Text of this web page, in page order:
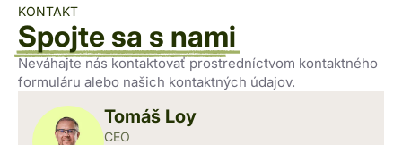
KONTAKT
Spojte sa s nami
Neváhajte nás kontaktovať prostredníctvom kontaktného
formuláru alebo našich kontaktných údajov.
Tomáš Loy
CEO